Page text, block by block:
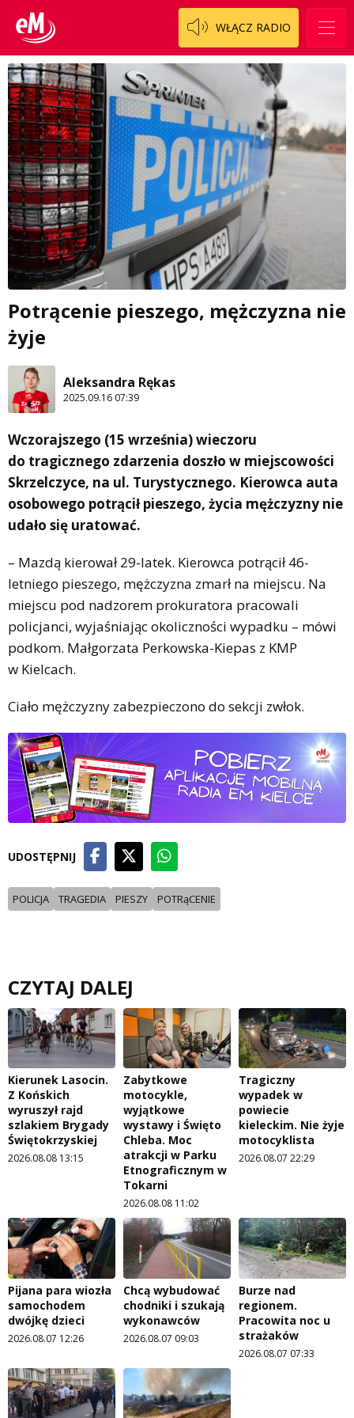
WŁĄCZ RADIO
Potrącenie pieszego, mężczyzna nie
żyje
Aleksandra Rękas
2025.09.16 07:39
Wczorajszego (15 września) wieczoru
do tragicznego zdarzenia doszło w miejscowości
Skrzelczyce, na ul. Turystycznego. Kierowca auta
osobowego potrącił pieszego, życia mężczyzny nie
udało się uratować.
– Mazdą kierował 29-latek. Kierowca potrącił 46-
letniego pieszego, mężczyzna zmarł na miejscu. Na
miejscu pod nadzorem prokuratora pracowali
policjanci, wyjaśniając okoliczności wypadku – mówi
podkom. Małgorzata Perkowska-Kiepas z KMP
w Kielcach.
Ciało mężczyzny zabezpieczono do sekcji zwłok.
UDOSTĘPNIJ
POLICJA TRAGEDIA PIESZY POTRąCENIE
CZYTAJ DALEJ
Kierunek Lasocin.
Z Końskich
wyruszył rajd
szlakiem Brygady
Świętokrzyskiej
2026.08.08 13:15
Zabytkowe
motocykle,
wyjątkowe
wystawy i Święto
Chleba. Moc
atrakcji w Parku
Etnograficznym w
Tokarni
2026.08.08 11:02
Tragiczny
wypadek w
powiecie
kieleckim. Nie żyje
motocyklista
2026.08.07 22:29
Pijana para wiozła
samochodem
dwójkę dzieci
2026.08.07 12:26
Chcą wybudować
chodniki i szukają
wykonawców
2026.08.07 09:03
Burze nad
regionem.
Pracowita noc u
strażaków
2026.08.07 07:33